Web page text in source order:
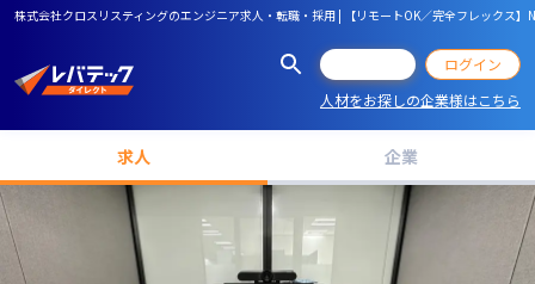
株式会社クロスリスティングのエンジニア求人・転職・採用 | 【リモートOK／完全フレック
ログイン
人材をお探しの企業様はこちら
求人 企業